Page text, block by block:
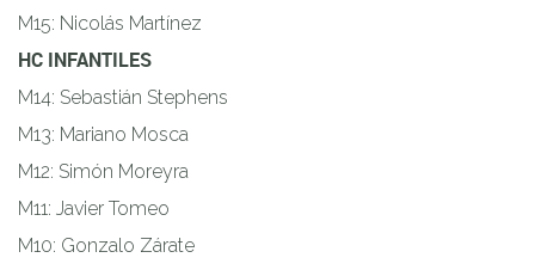
M15: Nicolás Martínez
HC INFANTILES
M14: Sebastián Stephens
M13: Mariano Mosca
M12: Simón Moreyra
M11: Javier Tomeo
M10: Gonzalo Zárate